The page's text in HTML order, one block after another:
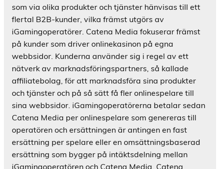
som via olika produkter och tjänster hänvisas till ett
flertal B2B-kunder, vilka främst utgörs av
iGamingoperatörer. Catena Media fokuserar främst
på kunder som driver onlinekasinon på egna
webbsidor. Kunderna använder sig i regel av ett
nätverk av marknadsföringspartners, så kallade
affiliatebolag, för att marknadsföra sina produkter
och tjänster och på så sätt få fler onlinespelare till
sina webbsidor. iGamingoperatörerna betalar sedan
Catena Media per onlinespelare som genereras till
operatören och ersättningen är antingen en fast
ersättning per spelare eller en omsättningsbaserad
ersättning som bygger på intäktsdelning mellan
iGamingoperatören och Catena Media. Catena